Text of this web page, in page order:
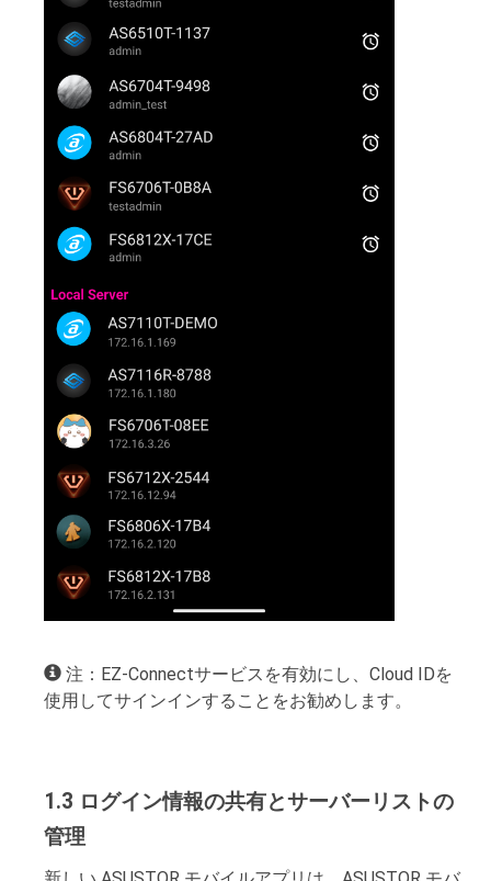
注：EZ-Connectサービスを有効にし、Cloud IDを
使用してサインインすることをお勧めします。
1.3 ログイン情報の共有とサーバーリストの
管理